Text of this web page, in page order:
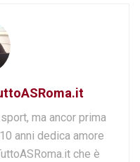
ma ancor prima
anni dedica amore
che è